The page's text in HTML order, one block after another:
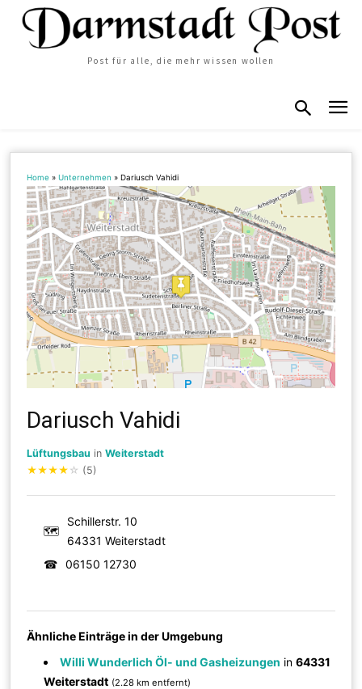
Post für alle, die mehr wissen wollen
Home »Unternehmen »Dariusch Vahidi
Dariusch Vahidi
Lüftungsbau inWeiterstadt
★★★★ ☆ (5)
🗺
Schillerstr. 10
64331 Weiterstadt
☎
06150 12730
Ähnliche Einträge in der Umgebung
Willi Wunderlich Öl- und Gasheizungen in64331
Weiterstadt (2.28 km entfernt)